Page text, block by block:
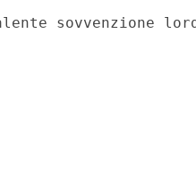
sovvenzione